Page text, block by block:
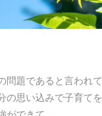
問題であると言われ
の思い込みで子育て